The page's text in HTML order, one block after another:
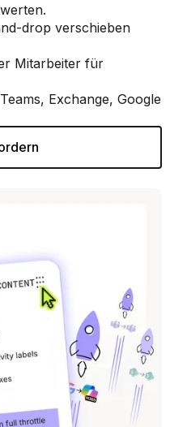
drop verschieben
Mitarbeiter für
Exchange, Google